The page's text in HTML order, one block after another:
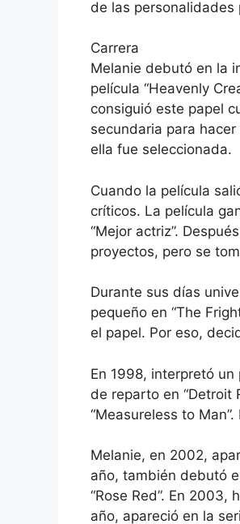
de las
Carrera
Melanie debutó en la
película “Heavenly
consiguió este papel
secundaria para
ella fue seleccionada.
Cuando la película
críticos. La película
“Mejor actriz”.
proyectos, pero se
Durante sus días
pequeño en “The
el papel. Por eso,
En 1998, interpretó un
de reparto en “Detroit
“Measureless to Man”.
Melanie, en 2002,
año, también debutó
“Rose Red”. En 2003,
año, apareció en la